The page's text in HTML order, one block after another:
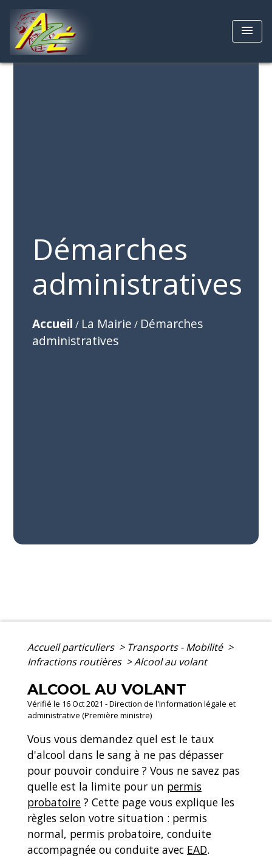
menu
Démarches
administratives
Accueil / La Mairie / Démarches
administratives
Accueil particuliers > Transports - Mobilité >
Infractions routières >Alcool au volant
ALCOOL AU VOLANT
Vérifié le 16 Oct 2021 - Direction de l'information légale et
administrative (Première ministre)
Vous vous demandez quel est le taux
d'alcool dans le sang à ne pas dépasser
pour pouvoir conduire ? Vous ne savez pas
quelle est la limite pour un permis
probatoire ? Cette page vous explique les
règles selon votre situation : permis
normal, permis probatoire, conduite
accompagnée ou conduite avec EAD.